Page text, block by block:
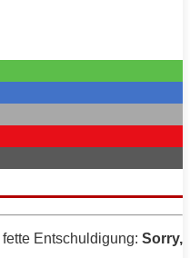
fetteEntschuldigung:Sorry,